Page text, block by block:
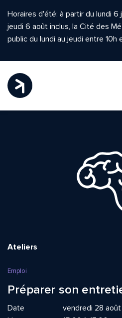
Horaires d'été: à partir du lundi 6
jeudi 6 août inclus, la Cité des
public du lundi au jeudi entre 10h
Ateliers
Emploi
Préparer son
Date
vendredi 28